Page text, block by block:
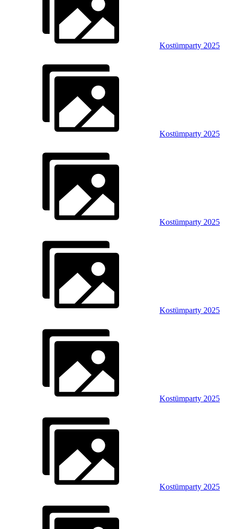
Kostümparty 2025
Kostümparty 2025
Kostümparty 2025
Kostümparty 2025
Kostümparty 2025
Kostümparty 2025